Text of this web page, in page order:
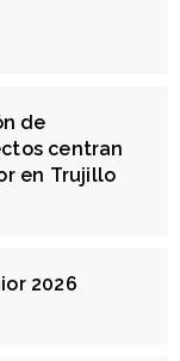
de
centran
en Trujillo
2026